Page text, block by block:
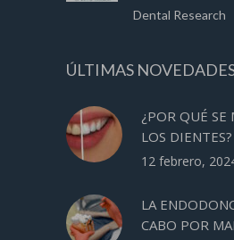
Dental Research
ÚLTIMAS
¿POR QUÉ SE
LOS DIENTES?
12 febrero,
LA
CABO POR